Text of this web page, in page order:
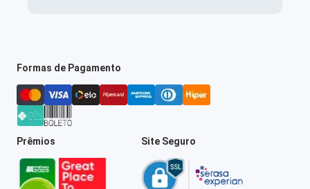
Formas de Pagamento
Prêmios Site Seguro